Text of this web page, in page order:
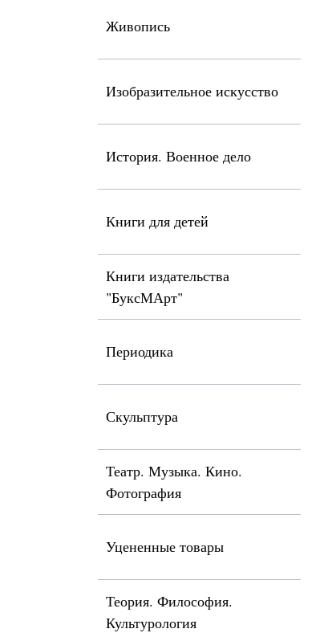
Живопись
Изобразительное искусство
История. Военное дело
Книги для детей
Книги издательства
"БуксМАрт"
Периодика
Скульптура
Театр. Музыка. Кино.
Фотография
Уцененные товары
Теория. Философия.
Культурология